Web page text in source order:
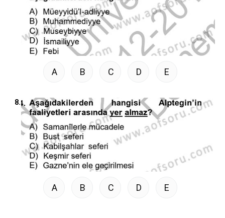
A B C D E
8.
A B C D E